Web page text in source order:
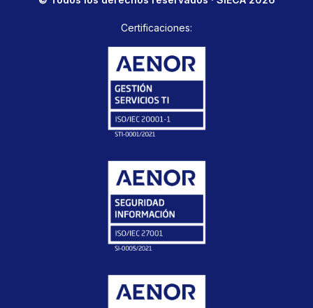
Certificaciones: